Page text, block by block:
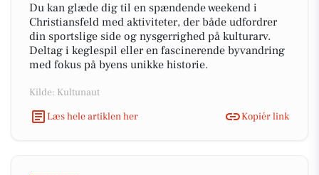
Du kan glæde dig til en spændende weekend i
Christiansfeld med aktiviteter, der både udfordrer
din sportslige side og nysgerrighed på kulturarv.
Deltag i keglespil eller en fascinerende byvandring
med fokus på byens unikke historie.
Kilde: Kultunaut
Læs hele artiklen her
Kopiér link